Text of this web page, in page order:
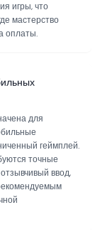
игры, что
мастерство
оплаты.
для
геймплей.
точные
ввод,